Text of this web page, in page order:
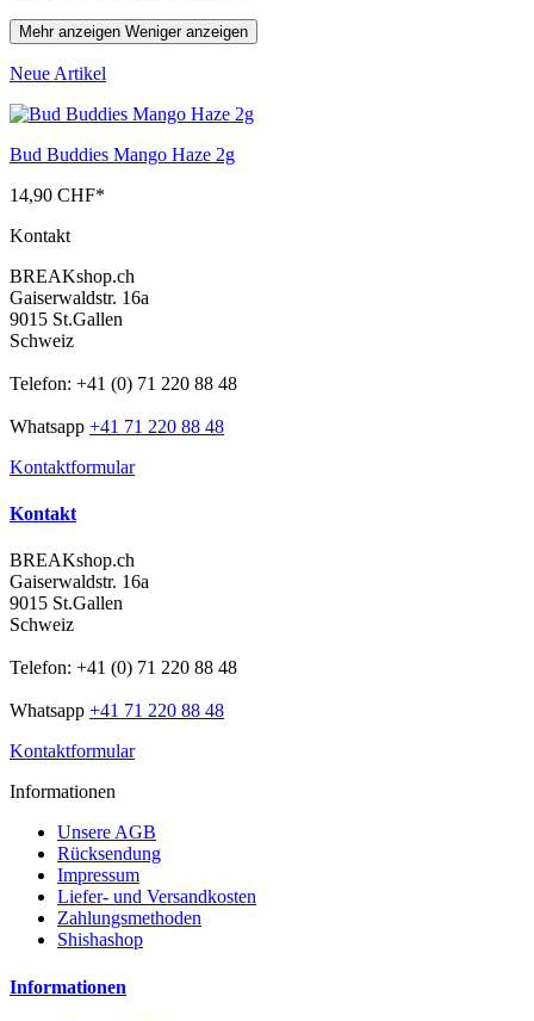
Mehr anzeigen Weniger anzeigen
Neue Artikel
Bud Buddies Mango Haze 2g
14,90 CHF*
Kontakt
BREAKshop.ch
Gaiserwaldstr. 16a
9015 St.Gallen
Schweiz
Telefon: +41 (0) 71 220 88 48
Whatsapp +41 71 220 88 48
Kontaktformular
Kontakt
BREAKshop.ch
Gaiserwaldstr. 16a
9015 St.Gallen
Schweiz
Telefon: +41 (0) 71 220 88 48
Whatsapp +41 71 220 88 48
Kontaktformular
Informationen
Unsere AGB
Rücksendung
Impressum
Liefer- und Versandkosten
Zahlungsmethoden
Shishashop
Informationen